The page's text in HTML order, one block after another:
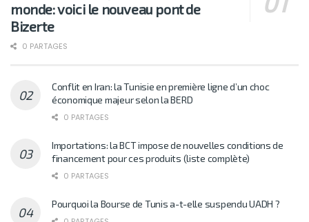
monde: voici le nouveau pont de
Bizerte
0 PARTAGES
Conflit en Iran: la Tunisie en première ligne d’un choc
économique majeur selon la BERD
0 PARTAGES
Importations: la BCT impose de nouvelles conditions de
financement pour ces produits (liste complète)
0 PARTAGES
Pourquoi la Bourse de Tunis a-t-elle suspendu UADH ?